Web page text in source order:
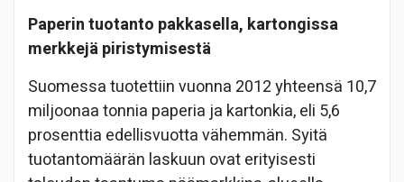
Paperin tuotanto pakkasella, kartongissa
merkkejä piristymisestä
Suomessa tuotettiin vuonna 2012 yhteensä 10,7
miljoonaa tonnia paperia ja kartonkia, eli 5,6
prosenttia edellisvuotta vähemmän. Syitä
tuotantomäärän laskuun ovat erityisesti